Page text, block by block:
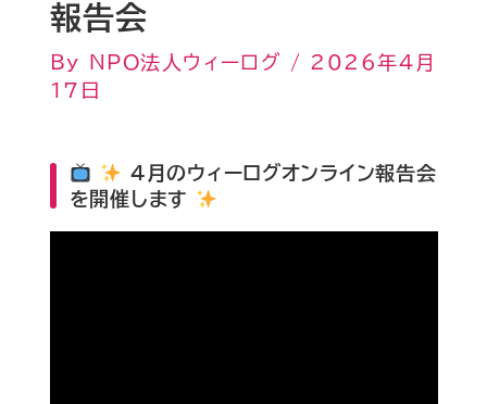
報告会
By NPO法人ウィーログ / 2026年4月
17日
4月のウィーログオンライン報告会
を開催します